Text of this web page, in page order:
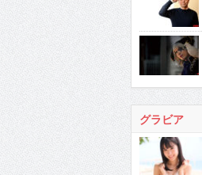
グラビア